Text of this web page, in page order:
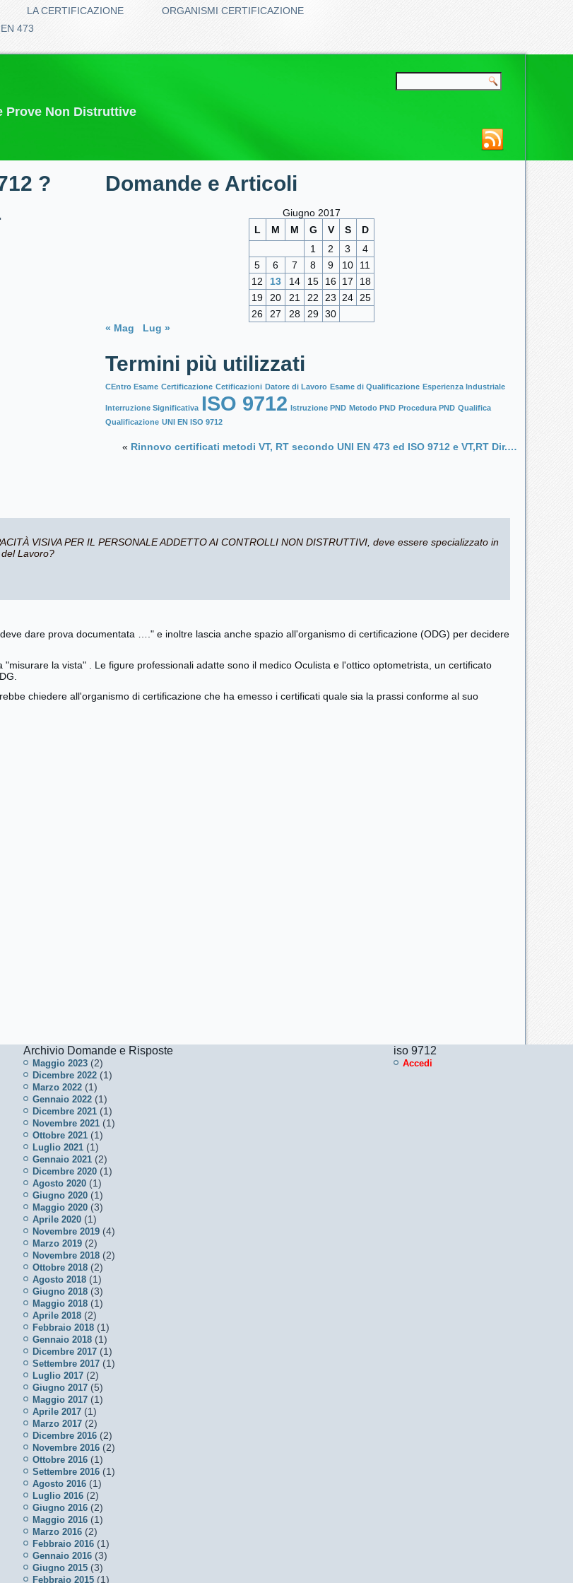
LA CERTIFICAZIONE
ORGANISMI CERTIFICAZIONE
473
Prove Non Distruttive
? Domande e Articoli
Giugno 2017
L
M M G V S
D
1
2 3
4
5
6 7 8 9 10
11
12
13 14 15 16 17
18
19
20 21 22 23 24
25
26
27 28 29 30
« Mag
Lug »
Termini più utilizzati
CEntro Esame Certificazione Cetificazioni Datore di Lavoro Esame di Qualificazione Esperienza Industriale
Interruzione Significativa ISO 9712 Istruzione PND Metodo PND Procedura PND Qualifica
Qualificazione UNI EN ISO 9712
« Rinnovo certificati metodi VT, RT secondo UNI EN 473 ed ISO 9712 e VT,RT Dir.…
VISIVA PER IL PERSONALE ADDETTO AI CONTROLLI NON DISTRUTTIVI, deve essere specializzato in
Lavoro?
dare prova documentata …." e inoltre lascia anche spazio all'organismo di certificazione (ODG) per decidere
la vista" . Le figure professionali adatte sono il medico Oculista e l'ottico optometrista, un certificato
chiedere all'organismo di certificazione che ha emesso i certificati quale sia la prassi conforme al suo
Archivio Domande e Risposte
Maggio 2023 (2)
Dicembre 2022 (1)
Marzo 2022 (1)
Gennaio 2022 (1)
Dicembre 2021 (1)
Novembre 2021 (1)
Ottobre 2021 (1)
Luglio 2021 (1)
Gennaio 2021 (2)
Dicembre 2020 (1)
Agosto 2020 (1)
Giugno 2020 (1)
Maggio 2020 (3)
Aprile 2020 (1)
Novembre 2019 (4)
Marzo 2019 (2)
Novembre 2018 (2)
Ottobre 2018 (2)
Agosto 2018 (1)
Giugno 2018 (3)
Maggio 2018 (1)
Aprile 2018 (2)
Febbraio 2018 (1)
Gennaio 2018 (1)
Dicembre 2017 (1)
Settembre 2017 (1)
Luglio 2017 (2)
Giugno 2017 (5)
Maggio 2017 (1)
Aprile 2017 (1)
Marzo 2017 (2)
Dicembre 2016 (2)
Novembre 2016 (2)
Ottobre 2016 (1)
Settembre 2016 (1)
Agosto 2016 (1)
Luglio 2016 (2)
Giugno 2016 (2)
Maggio 2016 (1)
Marzo 2016 (2)
Febbraio 2016 (1)
Gennaio 2016 (3)
Giugno 2015 (3)
Febbraio 2015 (1)
iso 9712
Accedi